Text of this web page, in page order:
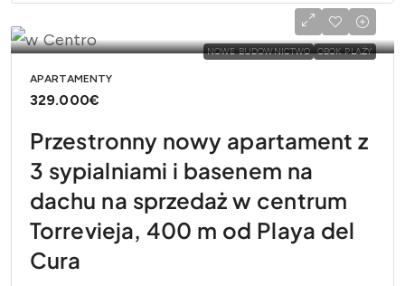
NOWE BUDOWNICTWO OBOK PLAŻY
APARTAMENTY
329.000€
Przestronny nowy apartament z
3 sypialniami i basenem na
dachu na sprzedaż w centrum
Torrevieja, 400 m od Playa del
Cura